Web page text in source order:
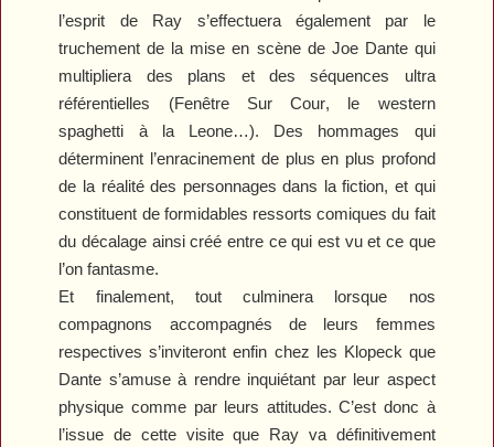
l’esprit de Ray s’effectuera également par le
truchement de la mise en scène de Joe Dante qui
multipliera des plans et des séquences ultra
référentielles (Fenêtre Sur Cour, le western
spaghetti à la Leone…). Des hommages qui
déterminent l’enracinement de plus en plus profond
de la réalité des personnages dans la fiction, et qui
constituent de formidables ressorts comiques du fait
du décalage ainsi créé entre ce qui est vu et ce que
l’on fantasme.
Et finalement, tout culminera lorsque nos
compagnons accompagnés de leurs femmes
respectives s’inviteront enfin chez les Klopeck que
Dante s’amuse à rendre inquiétant par leur aspect
physique comme par leurs attitudes. C’est donc à
l’issue de cette visite que Ray va définitivement